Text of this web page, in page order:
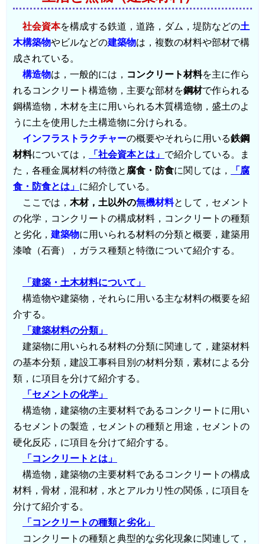
社会資本を構成する鉄道，道路，ダム，堤防などの土
木構築物やビルなどの建築物は，複数の材料や部材で構
成されている。
構造物は，一般的には， コンクリート材料を主に作ら
れるコンクリート構造物，主要な部材を鋼材で作られる
鋼構造物，木材を主に用いられる木質構造物，盛土のよ
うに土を使用した土構造物に分けられる。
インフラストラクチャーの概要やそれらに用いる鉄鋼
材料については， 「社会資本とは」 で紹介している。ま
た，各種金属材料の特徴と 腐食・防食に関しては，
「腐
食・防食とは」 に紹介している。
ここでは， 木材，土以外の無機材料として，セメント
の化学，コンクリートの構成材料，コンクリートの種類
と劣化， 建築物に用いられる材料の分類と概要，建築用
漆喰（石膏），ガラス種類と特徴について紹介する。
「建築・土木材料について」
構造物や建築物，それらに用いる主な材料の概要を紹
介する。
「建築材料の分類」
建築物に用いられる材料の分類に関連して，建築材料
の基本分類，建設工事科目別の材料分類，素材による分
類，に項目を分けて紹介する。
「セメントの化学」
構造物，建築物の主要材料であるコンクリートに用い
るセメントの製造，セメントの種類と用途，セメントの
硬化反応，に項目を分けて紹介する。
「コンクリートとは」
構造物，建築物の主要材料であるコンクリートの構成
材料，骨材，混和材，水とアルカリ性の関係，に項目を
分けて紹介する。
「コンクリートの種類と劣化」
コンクリートの種類と典型的な劣化現象に関連して，